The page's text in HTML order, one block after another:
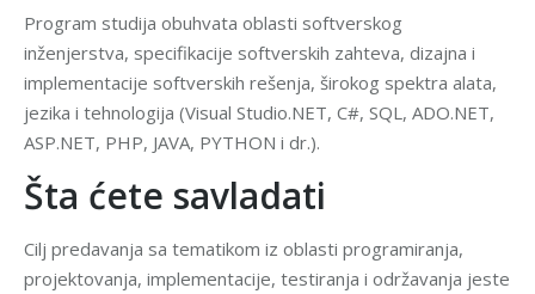
Program studija obuhvata oblasti softverskog
inženjerstva, specifikacije softverskih zahteva, dizajna i
implementacije softverskih rešenja, širokog spektra alata,
jezika i tehnologija (Visual Studio.NET, C#, SQL, ADO.NET,
ASP.NET, PHP, JAVA, PYTHON i dr.).
Šta ćete savladati
Cilj predavanja sa tematikom iz oblasti programiranja,
projektovanja, implementacije, testiranja i održavanja jeste